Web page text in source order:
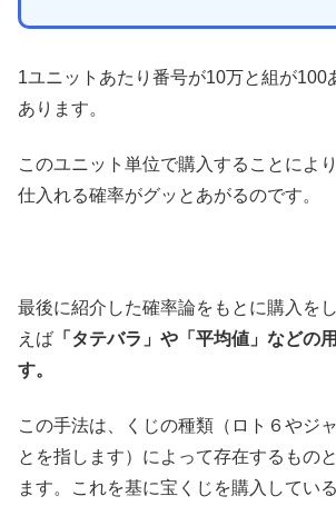
1ユニットあたり番号が10万と組が100
あります。
このユニット単位で購入することによ
仕入れる確率がグッとあがるのです。
最後に紹介した確率論をもとに購入を
えば 「タテバラ」や「平均値」などの
す。
この手法は、くじの種類（ロト６やジ
とを指します）によって存在するもの
ます。これを基に宝くじを購入してい